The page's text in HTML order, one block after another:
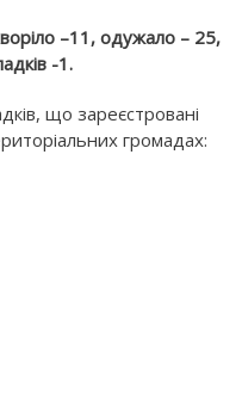
–11, одужало – 25,
-1.
що зареєстровані
громадах: